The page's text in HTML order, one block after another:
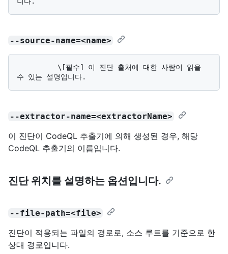
--source-name=<name>
--extractor-name=<extractorName>
이 진단이 CodeQL 추출기에 의해 생성된 경우, 해당
CodeQL 추출기의 이름입니다.
진단 위치를 설명하는 옵션입니다.
--file-path=<file>
진단이 적용되는 파일의 경로로, 소스 루트를 기준으로 한
상대 경로입니다.